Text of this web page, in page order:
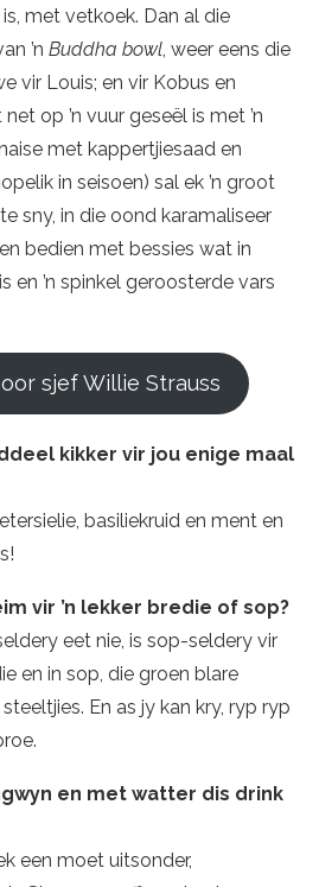
met vetkoek. Dan al die
’n Buddha bowl, weer eens die
vir Louis; en vir Kobus en
op ’n vuur geseël is met ’n
met kappertjiesaad en
in seisoen) sal ek ’n groot
sny, in die oond karamaliseer
bedien met bessies wat in
en ’n spinkel geroosterde vars
sjef Willie Strauss
kikker vir jou enige maal
basiliekruid en ment en
vir ’n lekker bredie of sop?
eet nie, is sop-seldery vir
en in sop, die groen blare
En as jy kan kry, ryp ryp
en met watter dis drink
een moet uitsonder,